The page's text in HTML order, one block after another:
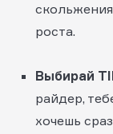
роста.
Выбирай
райдер,
хочешь